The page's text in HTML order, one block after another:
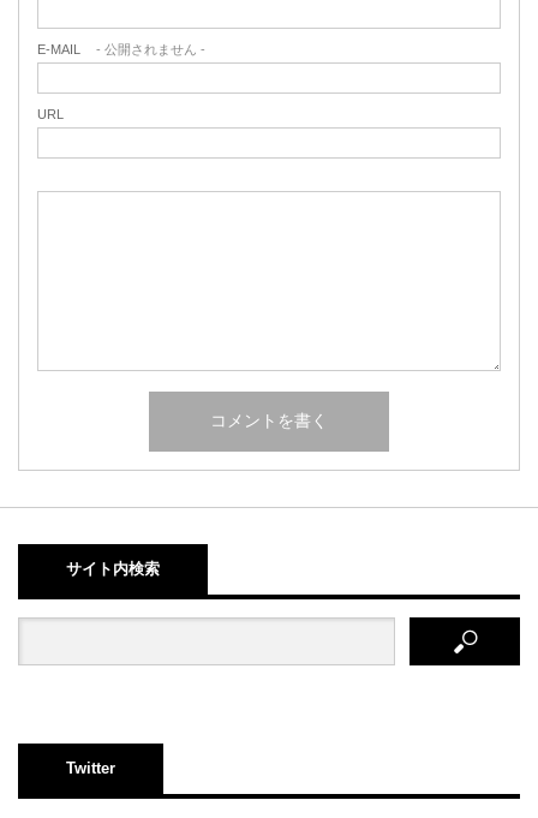
E-MAIL - 公開されません -
URL
サイト内検索
Twitter